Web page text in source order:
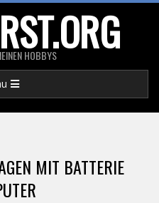
HOBBYS
MIT BATTERIE